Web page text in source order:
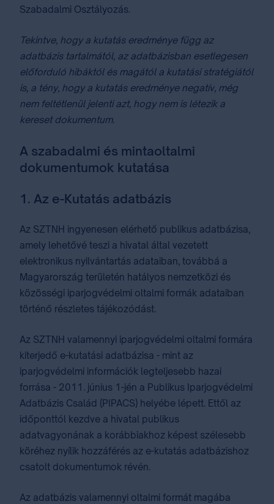
Szabadalmi Osztályozás.
Tekintve, hogy a kutatás eredménye függ az
adatbázis tartalmától, az adatbázisban esetlegesen
előforduló hibáktól és magától a kutatási stratégiától
is, a tény, hogy a kutatás eredménye negatív, még
nem feltétlenül jelenti azt, hogy nem is létezik a
kereset dokumentum.
A szabadalmi és mintaoltalmi
dokumentumok kutatása
1. Az e-Kutatás adatbázis
Az SZTNH ingyenesen elérhető publikus adatbázisa,
amely lehetővé teszi a hivatal által vezetett
elektronikus nyilvántartás adataiban, továbbá a
Magyarország területén hatályos nemzetközi és
közösségi iparjogvédelmi oltalmi formák adataiban
történő részletes tájékozódást.
Az SZTNH valamennyi iparjogvédelmi oltalmi formára
kiterjedő e-kutatási adatbázisa - mint az
iparjogvédelmi információk legteljesebb hazai
forrása - 2011. június 1-jén a Publikus Iparjogvédelmi
Adatbázis Család (PIPACS) helyébe lépett. Ettől az
időponttól kezdve a hivatal publikus
adatvagyonának a korábbiakhoz képest szélesebb
köréhez nyílik hozzáférés az e-kutatás adatbázishoz
csatolt dokumentumok révén.
Az adatbázis valamennyi oltalmi formát magába